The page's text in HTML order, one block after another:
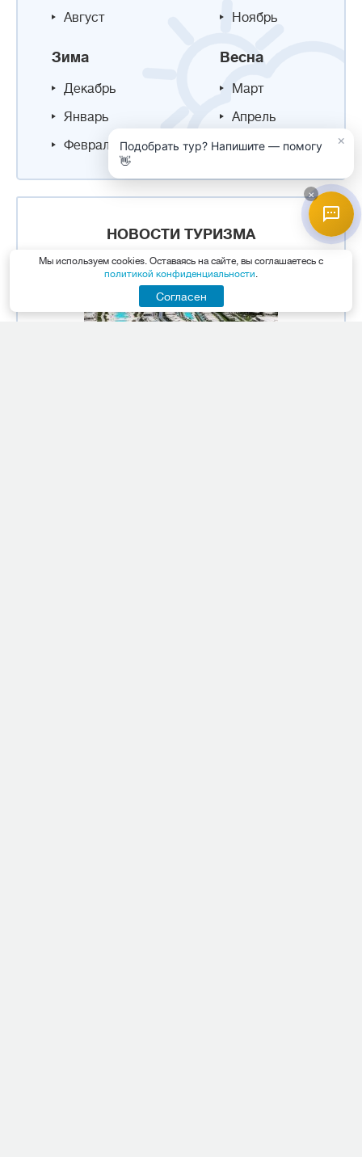
Август
Ноябрь
Зима
Декабрь
Январь
Февраль
Весна
Март
Апрель
Май
НОВОСТИ ТУРИЗМА
Мы используем cookies. Оставаясь на сайте, вы соглашаетесь с
политикой конфиденциальности.
Согласен
×
Подобрать тур? Напишите — помогу
👋
×